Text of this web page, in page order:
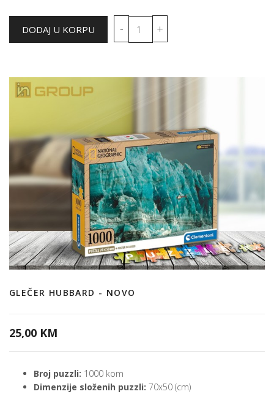
GLEČER HUBBARD - NOVO
25,00 KM
Broj puzzli: 1000 kom
Dimenzije složenih puzzli: 70x50 (cm)